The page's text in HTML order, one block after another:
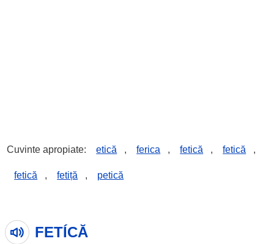
Cuvinte apropiate: etică , ferica , fetică , fetică ,
fetică , fetiță , petică
FETÍCĂ